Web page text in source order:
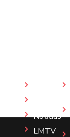
Noticias
LMTV